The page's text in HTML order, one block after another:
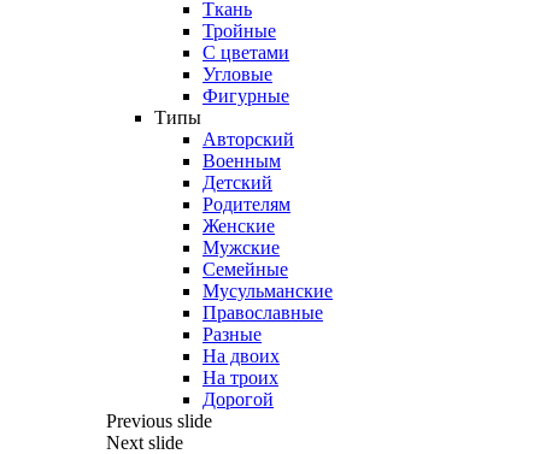
Ткань
Тройные
С цветами
Угловые
Фигурные
Типы
Авторский
Военным
Детский
Родителям
Женские
Мужские
Семейные
Мусульманские
Православные
Разные
На двоих
На троих
Дорогой
Previous slide
Next slide